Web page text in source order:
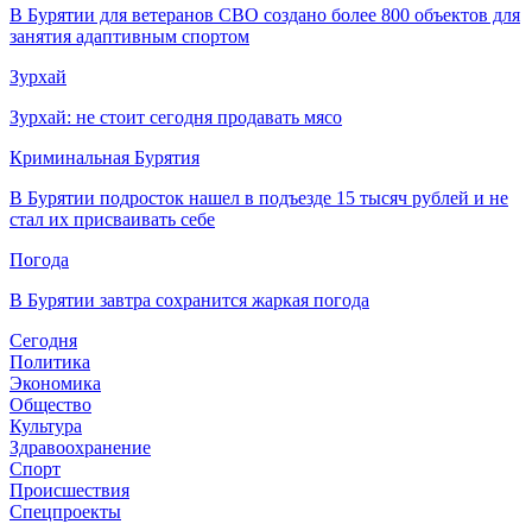
В Бурятии для ветеранов СВО создано более 800 объектов для
занятия адаптивным спортом
Зурхай
Зурхай: не стоит сегодня продавать мясо
Криминальная Бурятия
В Бурятии подросток нашел в подъезде 15 тысяч рублей и не
стал их присваивать себе
Погода
В Бурятии завтра сохранится жаркая погода
Сегодня
Политика
Экономика
Общество
Культура
Здравоохранение
Спорт
Происшествия
Спецпроекты